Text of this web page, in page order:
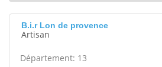
B.i.r Lon de provence
Artisan
Département: 13